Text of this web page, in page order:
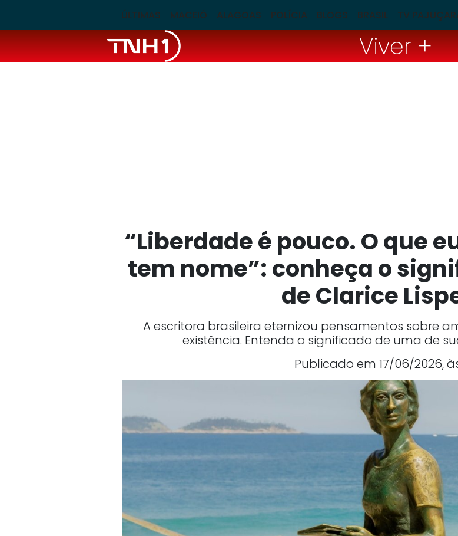
ÚLTIMAS MACEIÓ ALAGOAS POLÍCIA BLOGS BRASIL TV
Viver +
“Liberdade é pouco. O que
tem nome”: conheça o
de Clarice
A escritora brasileira eternizou pensamentos sobre
existência. Entenda o significado de uma de
Publicado em 17/06/2026,